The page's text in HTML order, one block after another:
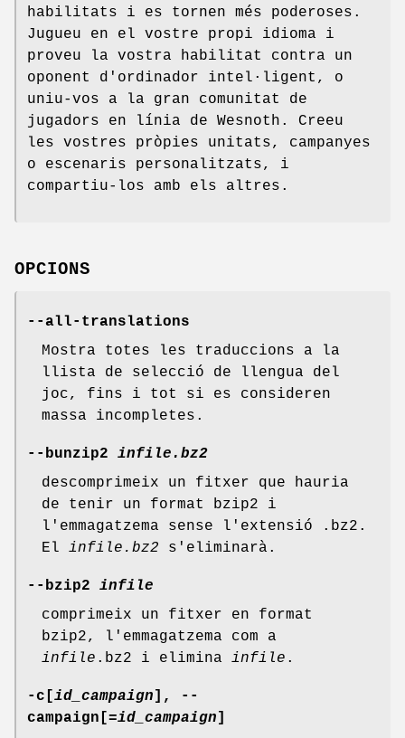
habilitats i es tornen més poderoses.
Jugueu en el vostre propi idioma i
proveu la vostra habilitat contra un
oponent d'ordinador intel·ligent, o
uniu-vos a la gran comunitat de
jugadors en línia de Wesnoth. Creeu
les vostres pròpies unitats, campanyes
o escenaris personalitzats, i
compartiu-los amb els altres.
OPCIONS
--all-translations
Mostra totes les traduccions a la
llista de selecció de llengua del
joc, fins i tot si es consideren
massa incompletes.
--bunzip2 infile.bz2
descomprimeix un fitxer que hauria
de tenir un format bzip2 i
l'emmagatzema sense l'extensió .bz2.
El infile.bz2 s'eliminarà.
--bzip2 infile
comprimeix un fitxer en format
bzip2, l'emmagatzema com a
infile .bz2 i elimina infile .
-c[ id_campaign ], --
campaign[ =id_campaign